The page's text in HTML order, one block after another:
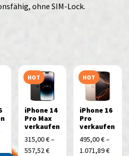
ohne SIM-Lock.
HOT
iPhone 14
Pro Max
verkaufen
315,00€–
557,52€
HOT
iPhone 16
Pro
verkaufen
495,00€–
1.071,89€